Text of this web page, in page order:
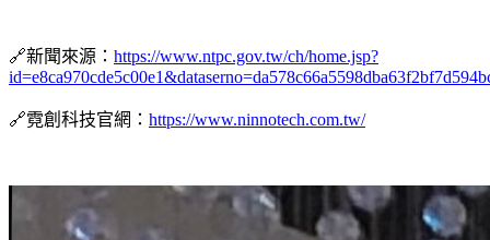
🔗新聞來源： https://www.ntpc.gov.tw/ch/home.jsp?
🔗霓創科技官網： https://www.ninnotech.com.tw/